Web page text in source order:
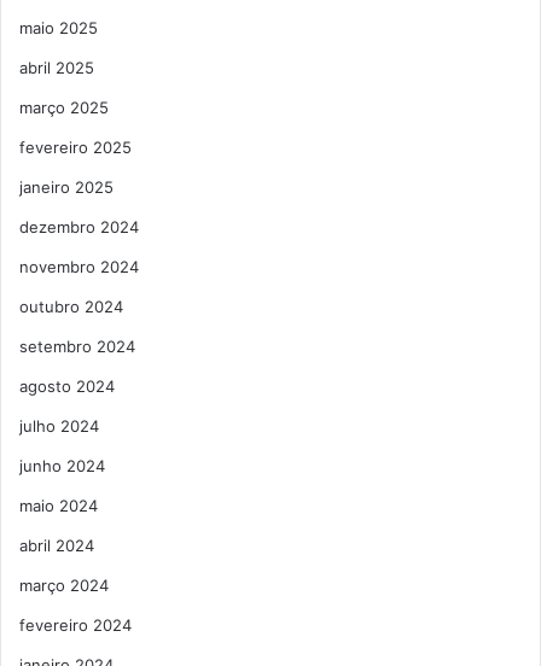
maio 2025
abril 2025
março 2025
fevereiro 2025
janeiro 2025
dezembro 2024
novembro 2024
outubro 2024
setembro 2024
agosto 2024
julho 2024
junho 2024
maio 2024
abril 2024
março 2024
fevereiro 2024